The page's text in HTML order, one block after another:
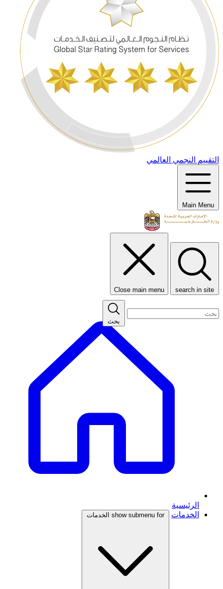
التقييم النجمي العالمي
Main Menu
search in site
Close main menu
بحث
الرئيسية
الخدمات
show submenu for الخدمات